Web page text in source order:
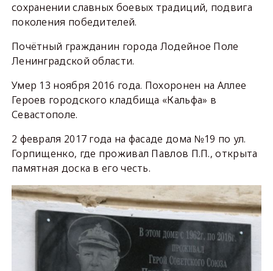
сохранении славных боевых традиций, подвига
поколения победителей.
Почётный гражданин города Лодейное Поле
Ленинградской области.
Умер 13 ноября 2016 года. Похоронен на Аллее
Героев городского кладбища «Кальфа» в
Севастополе.
2 февраля 2017 года на фасаде дома №19 по ул.
Горпищенко, где проживал Павлов П.П., открыта
памятная доска в его честь.